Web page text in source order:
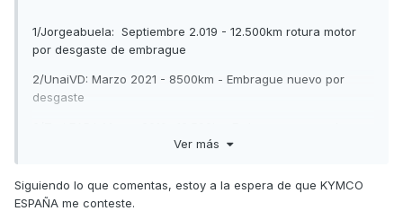
1/Jorgeabuela: Septiembre 2.019 - 12.500km rotura motor
por desgaste de embrague
2/UnaiVD: Marzo 2021 - 8500km - Embrague nuevo por
desgaste
4/Feriber : Abril 2.019 - 10.500km cambio embrague
6/Manet68 19.000km (fuera de garantía a pagar una pasta)
7/Karotonejulio 2019 y 32.000 kms cuando cascó el
Ver más
Siguiendo lo que comentas, estoy a la espera de que KYMCO
ESPAÑA me conteste.